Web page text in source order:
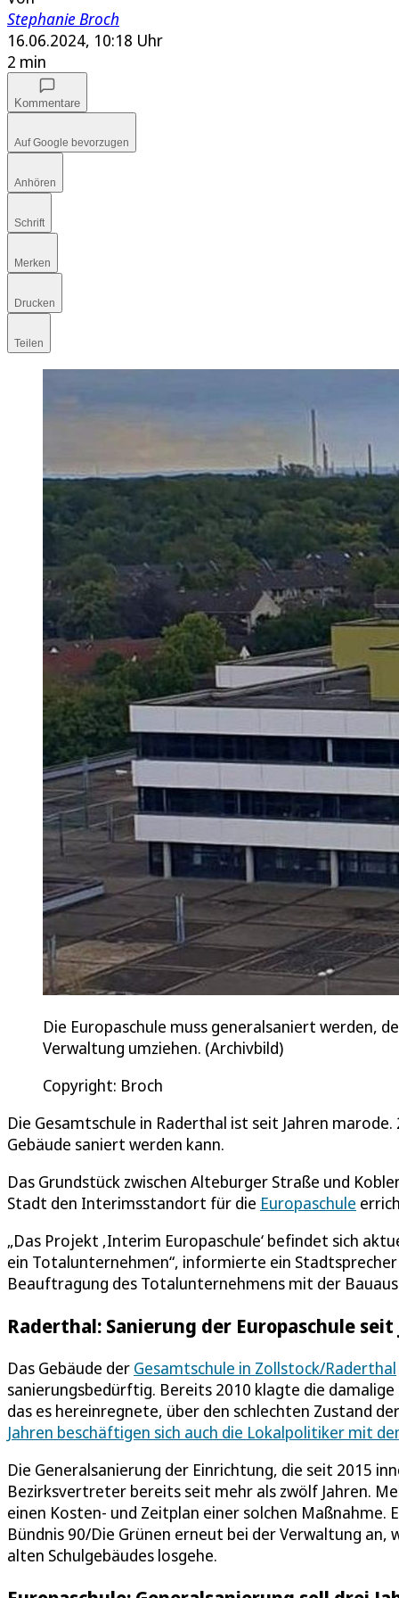
Stephanie Broch
16.06.2024, 10:18 Uhr
2 min
Kommentare
Auf Google bevorzugen
Anhören
Schrift
Merken
Drucken
Teilen
Die Europaschule muss generalsaniert werden,
Verwaltung umziehen. (Archivbild)
Copyright: Broch
Die Gesamtschule in Raderthal ist seit Jahren
Gebäude saniert werden kann.
Das Grundstück zwischen Alteburger Straße und
Stadt den Interimsstandort für die Europaschule
„Das Projekt ‚Interim Europaschule‘ befindet sich
ein Totalunternehmen“, informierte ein
Beauftragung des Totalunternehmens mit der
Raderthal: Sanierung der Europaschule seit
Das Gebäude der Gesamtschule in Zollstock/Raderthal
sanierungsbedürftig. Bereits 2010 klagte die
das es hereinregnete, über den schlechten Zustand
Jahren beschäftigen sich auch die Lokalpolitiker mit
Die Generalsanierung der Einrichtung, die seit 2015
Bezirksvertreter bereits seit mehr als zwölf Jahren.
einen Kosten- und Zeitplan einer solchen
Bündnis 90/Die Grünen erneut bei der Verwaltung
alten Schulgebäudes losgehe.